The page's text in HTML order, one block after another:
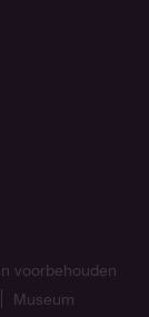
voorbehouden
Museum